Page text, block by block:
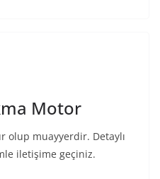
Motor
olup muayyerdir. Detaylı
iletişime geçiniz.